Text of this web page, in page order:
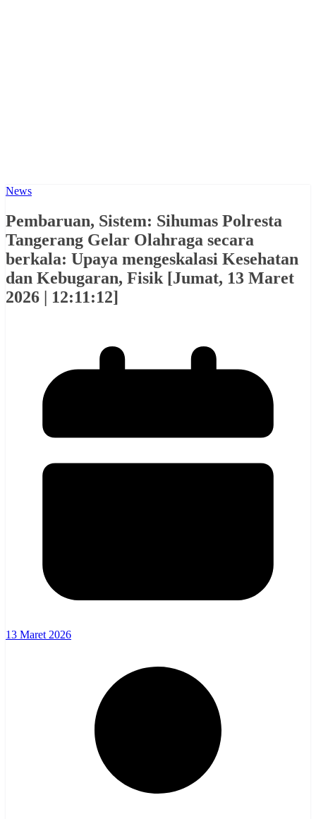
News
Pembaruan, Sistem: Sihumas Polresta
Tangerang Gelar Olahraga secara
berkala: Upaya mengeskalasi Kesehatan
dan Kebugaran, Fisik [Jumat, 13 Maret
2026 | 12:11:12]
13 Maret 2026